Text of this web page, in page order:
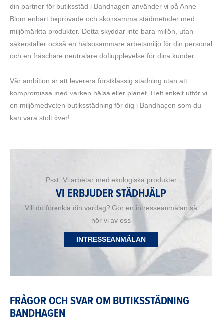
din partner för butiksstäd i Bandhagen använder vi på Anne
Blom enbart beprövade och skonsamma städmetoder med
miljömärkta produkter. Detta skyddar inte bara miljön, utan
säkerställer också en hälsosammare arbetsmiljö för din personal
och en fräschare neutralare doftupplevelse för dina kunder.
Vår ambition är att leverera förstklassig städning utan att
kompromissa med varken hälsa eller planet. Helt enkelt utför vi
en miljömedveten butiksstädning för dig i Bandhagen som du
kan vara stolt över!
Psst, Vi arbetar med ekologiska produkter
VI ERBJUDER STÄDHJÄLP
Vill du förenkla din vardag? Gör en intresseanmälan så
hör vi av oss
INTRESSEANMÄLAN
FRÅGOR OCH SVAR OM BUTIKSSTÄDNING
BANDHAGEN